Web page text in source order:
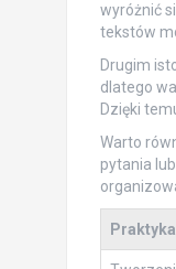
wyróżnić
tekstów
Drugim
dlatego
Dzięki
Warto
pytania
Praktyka